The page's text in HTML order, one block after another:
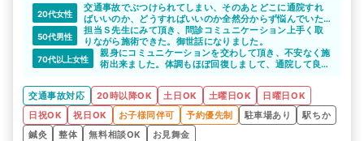
20代女性
交通事故でぶつけられてしまい、そのあとどこに通院すれ
ばいいのか、どうすればいいのか全然分からず悩んでいた
時にこのサイトにたどり着き、相談することができて助か
りました。
事故のあとどのように対応したらいいかとか、通いやすい
院はどこかとか、詳しく教えてもらえました。
てきました。ありがとうございました。
50代男性
担当Ｓ先生にみて頂き、問診コミュニケーション上手く取
りながら施術できた。御世話になりました。
70代以上女性
親身にコミュニケーションを交わして頂き、不安なく施
術出来ました。体調もほぼ回復しまして、通院して良か
交通事故対応
20時以降OK 土日OK 土曜日OK
日曜日OK
日祝OK
祝日OK お子様同伴可 予約優先制 駐車場あり
駅ちか
鍼灸
整体 無料相談OK お見舞金